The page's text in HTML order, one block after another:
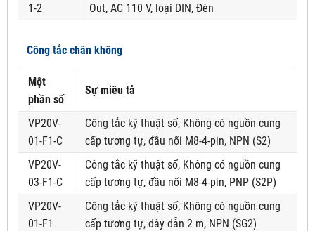
1-2
Out, AC 110 V, loại DIN, Đèn
Công tắc chân không
Một
phần số
Sự miêu tả
VP20V-
01-F1-C
Công tắc kỹ thuật số, Không có nguồn cung
cấp tương tự, đầu nối M8-4-pin, NPN (S2)
VP20V-
03-F1-C
Công tắc kỹ thuật số, Không có nguồn cung
cấp tương tự, đầu nối M8-4-pin, PNP (S2P)
VP20V-
01-F1
Công tắc kỹ thuật số, Không có nguồn cung
cấp tương tự, dây dẫn 2 m, NPN (SG2)